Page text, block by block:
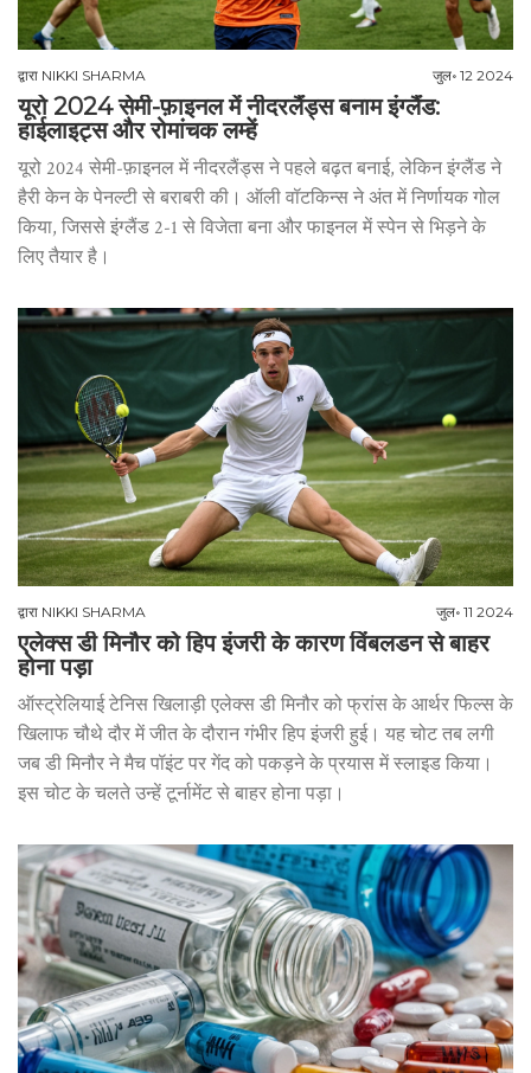
द्वारा NIKKI SHARMA जुल॰ 12 2024
यूरो 2024 सेमी-फ़ाइनल में नीदरलैंड्स बनाम इंग्लैंड:
हाईलाइट्स और रोमांचक लम्हें
यूरो 2024 सेमी-फ़ाइनल में नीदरलैंड्स ने पहले बढ़त बनाई, लेकिन इंग्लैंड ने
हैरी केन के पेनल्टी से बराबरी की। ऑली वॉटकिन्स ने अंत में निर्णायक गोल
किया, जिससे इंग्लैंड 2-1 से विजेता बना और फाइनल में स्पेन से भिड़ने के
लिए तैयार है।
द्वारा NIKKI SHARMA जुल॰ 11 2024
एलेक्स डी मिनौर को हिप इंजरी के कारण विंबलडन से बाहर
होना पड़ा
ऑस्ट्रेलियाई टेनिस खिलाड़ी एलेक्स डी मिनौर को फ्रांस के आर्थर फिल्स के
खिलाफ चौथे दौर में जीत के दौरान गंभीर हिप इंजरी हुई। यह चोट तब लगी
जब डी मिनौर ने मैच पॉइंट पर गेंद को पकड़ने के प्रयास में स्लाइड किया।
इस चोट के चलते उन्हें टूर्नामेंट से बाहर होना पड़ा।